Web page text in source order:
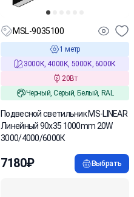
MSL-9035100
1 метр
3000К, 4000К, 5000К, 6000К
20Вт
Черный, Серый, Белый, RAL
Подвесной светильник MS-LINEAR
Линейный 90х35 1000mm 20W
3000/4000/6000К
7180₽ Выбрать